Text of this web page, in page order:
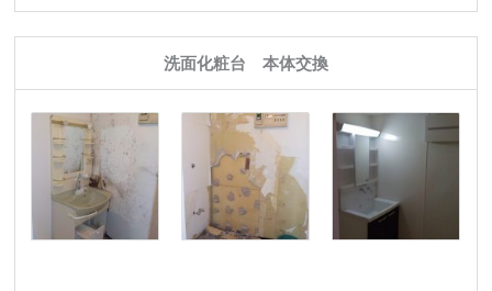
洗面化粧台 本体交換